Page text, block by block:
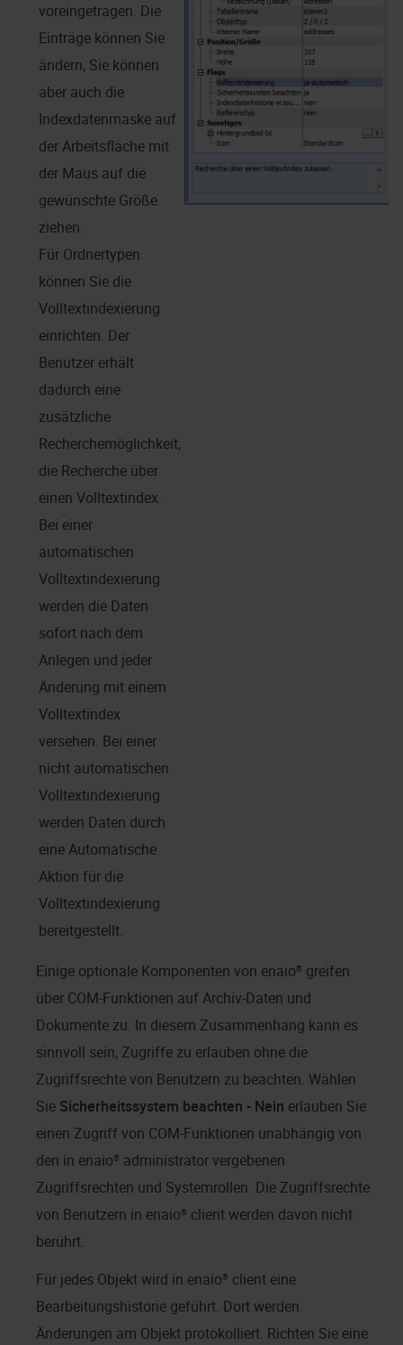
voreingetragen. Die
Einträge können Sie
ändern, Sie können
aber auch die
Indexdatenmaske auf
der Arbeitsfläche mit
der Maus auf die
gewünschte Größe
ziehen.
Für Ordnertypen
können Sie die
Volltextindexierung
einrichten. Der
Benutzer erhält
dadurch eine
zusätzliche
Recherchemöglichkeit,
die Recherche über
einen Volltextindex.
Bei einer
automatischen
Volltextindexierung
werden die Daten
sofort nach dem
Anlegen und jeder
Änderung mit einem
Volltextindex
versehen. Bei einer
nicht automatischen
Volltextindexierung
werden Daten durch
eine Automatische
Aktion für die
Volltextindexierung
bereitgestellt.
Einige optionale Komponenten von enaio® greifen
über COM-Funktionen auf Archiv-Daten und
Dokumente zu. In diesem Zusammenhang kann es
sinnvoll sein, Zugriffe zu erlauben ohne die
Zugriffsrechte von Benutzern zu beachten. Wählen
Sie Sicherheitssystem beachten - Nein erlauben Sie
einen Zugriff von COM-Funktionen unabhängig von
den in enaio® administratorvergebenen
Zugriffsrechten und Systemrollen. Die Zugriffsrechte
von Benutzern in enaio® clientwerden davon nicht
berührt.
Für jedes Objekt wird in enaio® client eine
Bearbeitungshistorie geführt. Dort werden
Änderungen am Objekt protokolliert. Richten Sie eine